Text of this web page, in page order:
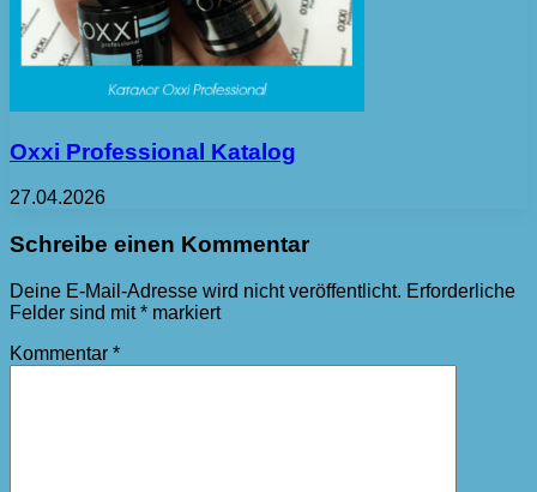
Oxxi Professional Katalog
27.04.2026
Schreibe einen Kommentar
Deine E-Mail-Adresse wird nicht veröffentlicht. Erforderliche
Felder sind mit* markiert
Kommentar *